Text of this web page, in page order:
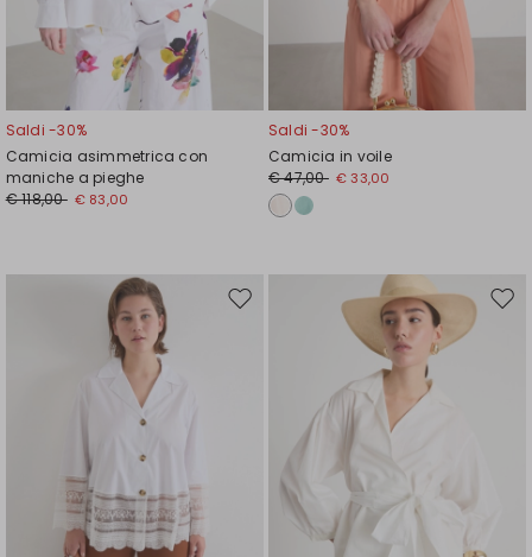
Saldi -30%
Camicia asimmetrica con
maniche a pieghe
€ 118,00 € 83,00
Saldi -30%
Camicia in voile
€ 47,00 € 33,00
Sposta